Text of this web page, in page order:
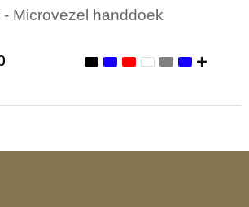
- Microvezel handdoek
afname: 1